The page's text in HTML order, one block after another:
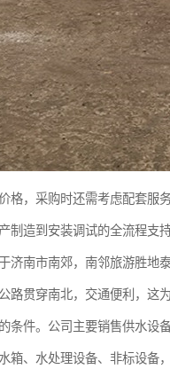
格，采购时还需考虑配套服
制造到安装调试的全流程支
济南市南郊，南邻旅游胜地
路贯穿南北，交通便利，这
条件。公司主要销售供水设
箱、水处理设备、非标设备